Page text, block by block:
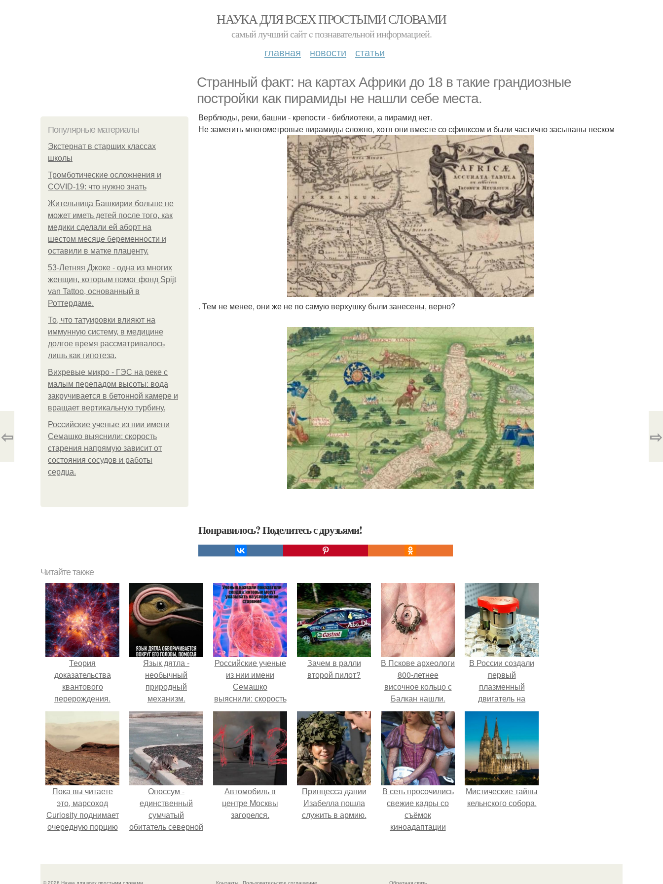
НАУКА ДЛЯ ВСЕХ ПРОСТЫМИ СЛОВАМИ
самый лучший сайт c познавательной информацией.
главная новости статьи
Странный факт: на картах Африки до 18 в такие грандиозные
постройки как пирамиды не нашли себе места.
Популярные материалы
Экстернат в старших классах
школы
Тромботические осложнения и
COVID-19: что нужно знать
Жительница Башкирии больше не
может иметь детей после того, как
медики сделали ей аборт на
шестом месяце беременности и
оставили в матке плаценту.
53-Летняя Джоке - одна из многих
женщин, которым помог фонд Spijt
van Tattoo, основанный в
Роттердаме.
То, что татуировки влияют на
иммунную систему, в медицине
долгое время рассматривалось
лишь как гипотеза.
Вихревые микро - ГЭС на реке с
малым перепадом высоты: вода
закручивается в бетонной камере и
вращает вертикальную турбину.
Российские ученые из нии имени
Семашко выяснили: скорость
старения напрямую зависит от
состояния сосудов и работы
сердца.
Верблюды, реки, башни - крепости - библиотеки, а пирамид нет.
Не заметить многометровые пирамиды сложно, хотя они вместе со сфинксом и были частично засыпаны песком
. Тем не менее, они же не по самую верхушку были занесены, верно?
Понравилось? Поделитесь с друзьями!
⇦ ⇨
Читайте также
Теория
доказательства
квантового
перерождения.
Язык дятла -
необычный
природный
механизм.
Российские ученые
из нии имени
Семашко
выяснили: скорость
старения напрямую
зависит от
состояния сосудов
и работы сердца.
Зачем в ралли
второй пилот?
В Пскове археологи
800-летнее
височное кольцо с
Балкан нашли.
В России создали
первый
плазменный
двигатель на
криптоне.
Пока вы читаете
это, марсоход
Curiosity поднимает
очередную порцию
Опоссум -
единственный
сумчатый
обитатель северной
Автомобиль в
центре Москвы
загорелся.
Принцесса дании
Изабелла пошла
служить в армию.
В сеть просочились
свежие кадры со
съёмок
киноадаптации
моментально
Мистические тайны
кельнского собора.
© 2026 Наука для всех простыми словами Контакты Пользовательское соглашение Обратная связь